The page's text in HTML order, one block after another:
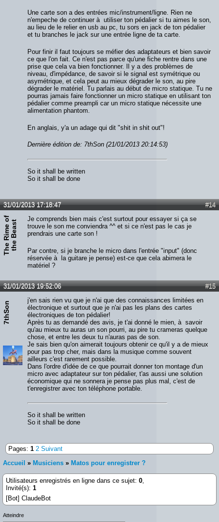
Une carte son a des entrées mic/instrument/ligne. Rien ne
n'empeche de continuer à utiliser ton pédalier si tu aimes le son,
au lieu de le relier en usb au pc, tu sors en jack de ton pédalier
et tu branches le jack sur une entrée ligne de ta carte.
Pour finir il faut toujours se méfier des adaptateurs et bien savoir
ce que l'on fait. Ce n'est pas parce qu'une fiche rentre dans une
prise que cela va bien fonctionner. Il y a des problèmes de
niveau, d'impédance, de savoir si le signal est symétrique ou
asymétrique, et cela peut au mieux dégrader le son, au pire
dégrader le matériel. Tu parlais au début de micro statique. Tu ne
pourras jamais faire fonctionner un micro statique en utilisant ton
pédalier comme preampli car un micro statique nécessite une
alimentation phantom.
En anglais, y'a un adage qui dit "shit in shit out"!
Dernière édition de: 7thSon (21/01/2013 20:14:53)
So it shall be written
So it shall be done
#14
31/01/2013 17:18:47
T
h
e
R
i
m
e
o
f
t
h
e
B
e
a
st
Je comprends bien mais c'est surtout pour essayer si ça se
trouve le son me conviendra ^^ et si ce n'est pas le cas je
prendrais une carte son !
Par contre, si je branche le micro dans l'entrée "input" (donc
réservée à la guitare je pense) est-ce que cela abimera le
matériel ?
#15
31/01/2013 19:52:06
7thSon
j'en sais rien vu que je n'ai que des connaissances limitées en
électronique et surtout que je n'ai pas les plans des cartes
électroniques de ton pédalier!
Après tu as demandé des avis, je t'ai donné le mien, à savoir
qu'au mieux tu auras un son pourri, au pire tu crameras quelque
chose, et entre les deux tu n'auras pas de son.
Je sais bien qu'on aimerait toujours obtenir ce qu'il y a de mieux
pour pas trop cher, mais dans la musique comme souvent
ailleurs c'est rarement possible.
Dans l'ordre d'idée de ce que pourrait donner ton montage d'un
micro avec adaptateur sur ton pédalier, t'as aussi une solution
économique qui ne sonnera je pense pas plus mal, c'est de
t'enregistrer avec ton téléphone portable.
So it shall be written
So it shall be done
Pages: 1 2 Suivant
Accueil » Musiciens » Matos pour enregistrer ?
Utilisateurs enregistrés en ligne dans ce sujet: 0
Invité(s): 1
[Bot] ClaudeBot
Atteindre